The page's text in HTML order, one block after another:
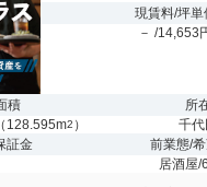
現賃料/坪単
－ /14,653
積
128.595m2 ）
所
千
証金
前業態/
居酒屋/